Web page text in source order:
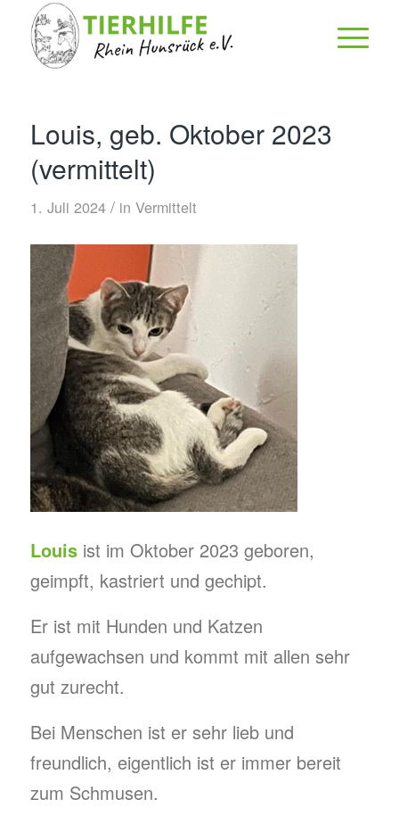
Louis, geb. Oktober 2023
(vermittelt)
1. Juli 2024 / in Vermittelt
Louisist im Oktober 2023 geboren,
geimpft, kastriert und gechipt.
Er ist mit Hunden und Katzen
aufgewachsen und kommt mit allen sehr
gut zurecht.
Bei Menschen ist er sehr lieb und
freundlich, eigentlich ist er immer bereit
zum Schmusen.